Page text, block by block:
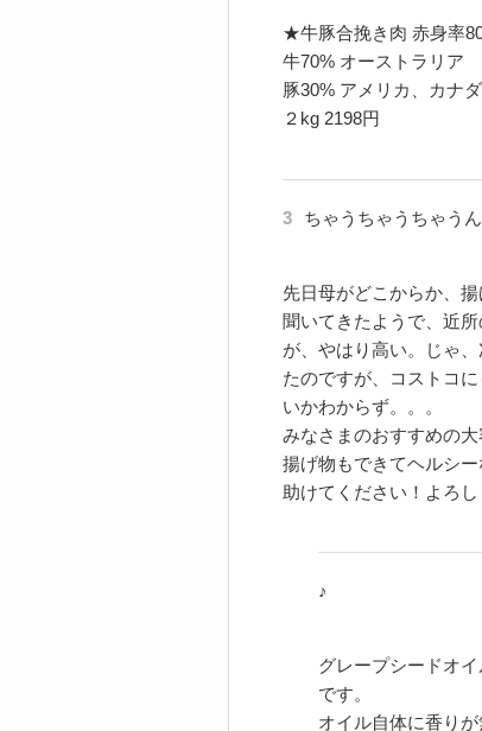
★牛豚合挽き肉 赤身率
牛70% オーストラリア
豚30% アメリカ、カナダ
２kg 2198円
3 ちゃうちゃうちゃう
先日母がどこからか、
聞いてきたようで、近
が、やはり高い。じゃ
たのですが、コストコ
いかわからず。。。
みなさまのおすすめの
揚げ物もできてヘルシ
助けてください！よろし
♪
グレープシードオ
です。
オイル自体に香り